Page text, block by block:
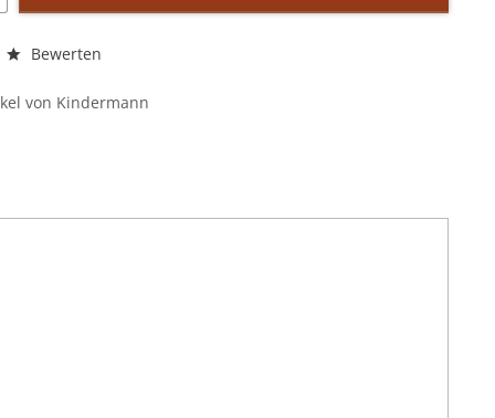
Bewerten
von Kindermann